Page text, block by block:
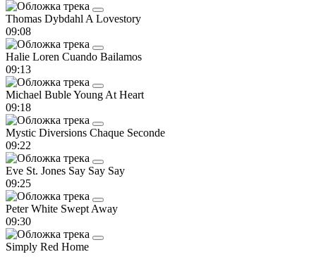
Thomas Dybdahl A Lovestory
09:08
Halie Loren Cuando Bailamos
09:13
Michael BubleYoung At Heart
09:18
Mystic Diversions Chaque Seconde
09:22
Eve St. Jones Say Say Say
09:25
Peter White Swept Away
09:30
Simply Red Home